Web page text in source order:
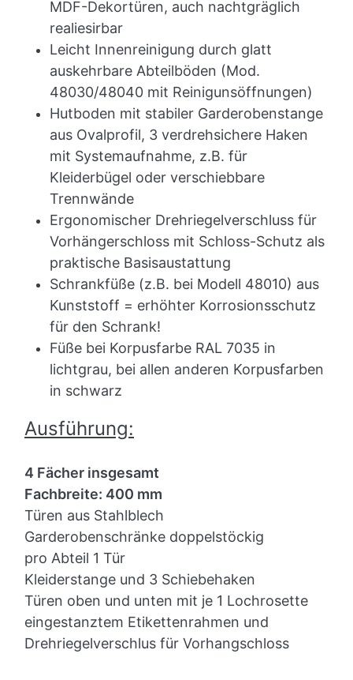
MDF-Dekortüren, auch nachtgräglich
realiesirbar
Leicht Innenreinigung durch glatt
auskehrbare Abteilböden (Mod.
48030/48040 mit Reinigunsöffnungen)
Hutboden mit stabiler Garderobenstange
aus Ovalprofil, 3 verdrehsichere Haken
mit Systemaufnahme, z.B. für
Kleiderbügel oder verschiebbare
Trennwände
Ergonomischer Drehriegelverschluss für
Vorhängerschloss mit Schloss-Schutz als
praktische Basisaustattung
Schrankfüße (z.B. bei Modell 48010) aus
Kunststoff = erhöhter Korrosionsschutz
für den Schrank!
Füße bei Korpusfarbe RAL 7035 in
lichtgrau, bei allen anderen Korpusfarben
in schwarz
Ausführung:
4 Fächer insgesamt
Fachbreite: 400 mm
Türen aus Stahlblech
Garderobenschränke doppelstöckig
pro Abteil 1 Tür
Kleiderstange und 3 Schiebehaken
Türen oben und unten mit je 1 Lochrosette
eingestanztem Etikettenrahmen und
Drehriegelverschlus für Vorhangschloss